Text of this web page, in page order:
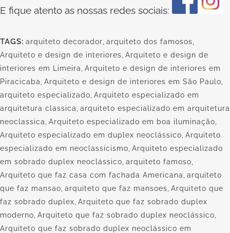
E fique atento as nossas redes sociais:
TAGS: arquiteto decorador arquiteto dos famosos
Arquiteto e design de interiores Arquiteto e design de
interiores em Limeira Arquiteto e design de interiores em
Piracicaba Arquiteto e design de interiores em São Paulo
arquiteto especializado Arquiteto especializado em
arquitetura classica arquiteto especializado em arquitetura
neoclassica Arquiteto especializado em boa iluminação
Arquiteto especializado em duplex neoclássico Arquiteto
especializado em neoclassicismo Arquiteto especializado
em sobrado duplex neoclássico arquiteto famoso
Arquiteto que faz casa com fachada Americana arquiteto
que faz mansao arquiteto que faz mansoes Arquiteto que
faz sobrado duplex Arquiteto que faz sobrado duplex
moderno Arquiteto que faz sobrado duplex neoclássico
Arquiteto que faz sobrado duplex neoclássico em